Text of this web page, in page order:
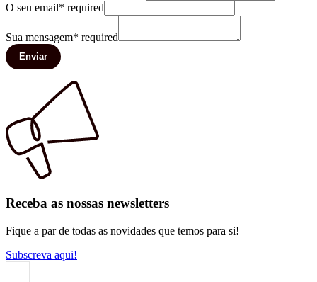
O seu email* required
Sua mensagem* required
Enviar
Receba as nossas newsletters
Fique a par de todas as novidades que temos para si!
Subscreva aqui!